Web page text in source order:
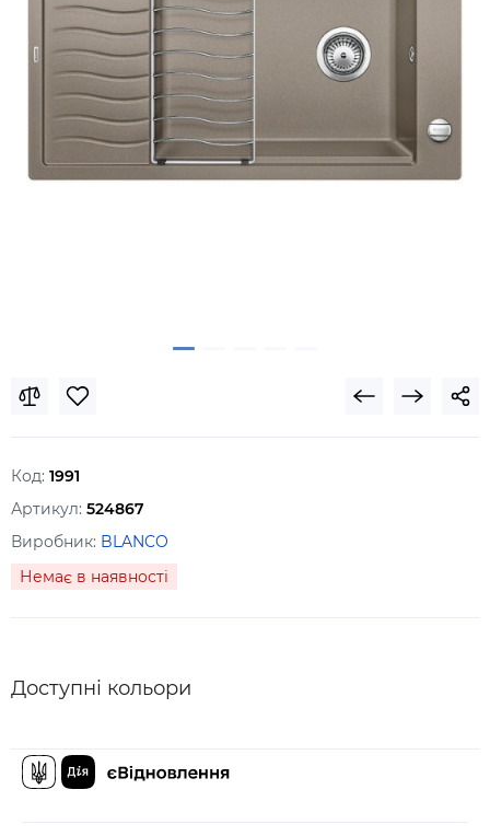
Код: 1991
Артикул: 524867
Виробник: BLANCO
Немає в наявності
Доступні кольори